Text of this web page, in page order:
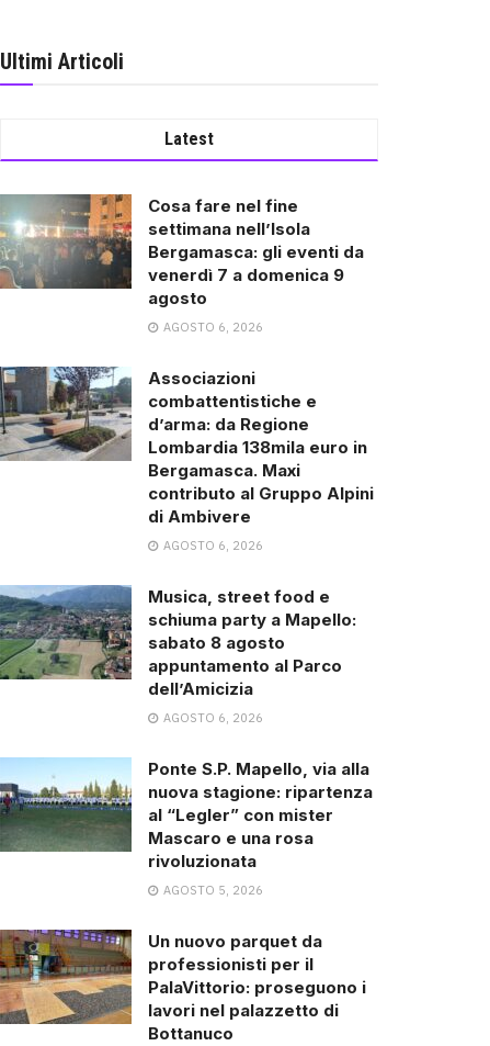
Ultimi Articoli
Latest
Cosa fare nel fine
settimana nell’Isola
Bergamasca: gli eventi da
venerdì 7 a domenica 9
agosto
AGOSTO 6, 2026
Associazioni
combattentistiche e
d’arma: da Regione
Lombardia 138mila euro in
Bergamasca. Maxi
contributo al Gruppo Alpini
di Ambivere
AGOSTO 6, 2026
Musica, street food e
schiuma party a Mapello:
sabato 8 agosto
appuntamento al Parco
dell’Amicizia
AGOSTO 6, 2026
Ponte S.P. Mapello, via alla
nuova stagione: ripartenza
al “Legler” con mister
Mascaro e una rosa
rivoluzionata
AGOSTO 5, 2026
Un nuovo parquet da
professionisti per il
PalaVittorio: proseguono i
lavori nel palazzetto di
Bottanuco